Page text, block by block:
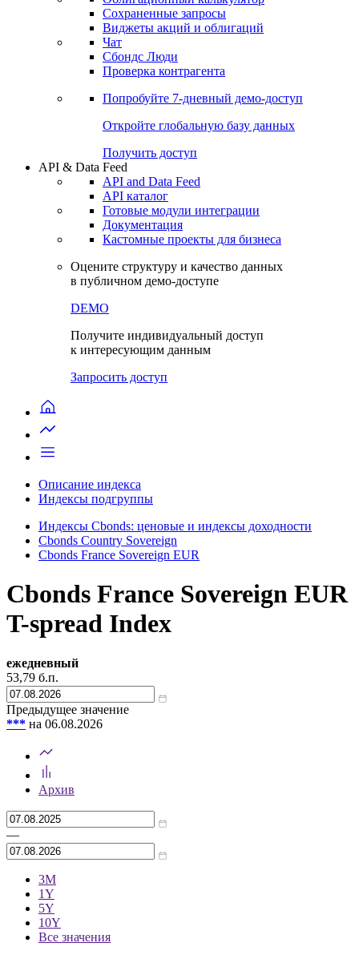
Сохраненные запросы
Виджеты акций и облигаций
Чат
Сбондс Люди
Проверка контрагента
Попробуйте 7-дневный демо-доступ
Откройте глобальную базу данных
Получить доступ
API & Data Feed
API and Data Feed
API каталог
Готовые модули интеграции
Документация
Кастомные проекты для бизнеса
Оцените структуру и качество данных
в публичном демо-доступе
DEMO
Получите индивидуальный доступ
к интересующим данным
Запросить доступ
Описание индекса
Индексы подгруппы
Индексы Cbonds: ценовые и индексы доходности
Cbonds Country Sovereign
Cbonds France Sovereign EUR
Cbonds France Sovereign EUR
T-spread Index
ежедневный
53,79 б.п.
Предыдущее значение
*** на 06.08.2026
Архив
—
3М
1Y
5Y
10Y
Все значения